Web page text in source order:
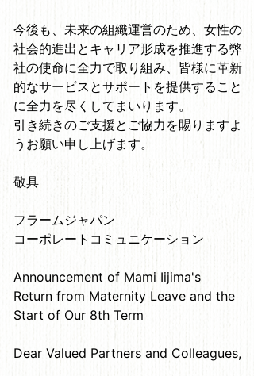
今後も、未来の組織運営のため、女性の
社会的進出とキャリア形成を推進する弊
社の使命に全力で取り組み、皆様に革新
的なサービスとサポートを提供すること
に全力を尽くしてまいります。
引き続きのご支援とご協力を賜りますよ
うお願い申し上げます。
敬具
フラームジャパン
コーポレートコミュニケーション
Announcement of Mami Iijima's
Return from Maternity Leave and the
Start of Our 8th Term
Dear Valued Partners and Colleagues,